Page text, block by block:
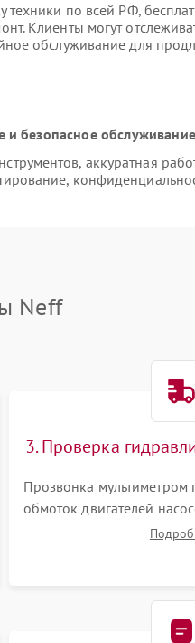
техники по всей РФ,
Клиенты могут
обслуживание для
безопасное
аккуратная
Neff
3. Проверка
Прозвонка мультиметром
обмоток двигателей
клапана. Диагностика